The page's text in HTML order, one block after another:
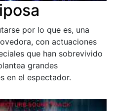
por lo que es, una
con actuaciones
que han sobrevivido
grandes
en el espectador.